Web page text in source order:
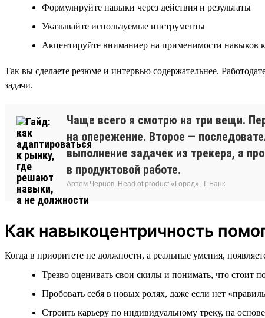
Формулируйте навыки через действия и результаты
Указывайте используемые инструменты
Акцентируйте вниманиер на применимости навыков
Так вы сделаете резюме и интервью содержательнее.
задачи.
Чаще всего я смотрю на три вещи.
на опережение. Второе —
выполнение задачек из трекера, а
в продуктовой работе.
Артём Чернов, Head of product «Город», Т-Банк
Как навыкоцентричность
Когда в приоритете не должности, а реальные умения,
Трезво оценивать свои скилы и понимать, что стоит
Пробовать себя в новых ролях, даже если нет
Строить карьеру по индивидуальному треку, на